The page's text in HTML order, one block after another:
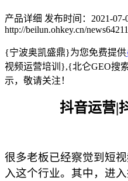
产品详细 发布时间：2021-07-
http://beilun.ohkey.cn/
{宁波奥凯盛鼎}为您免费提供
视频运营培训},{北仑GEO搜
示，敬请关注！
抖音运营|
很多老板已经察觉到短
入这个行业。其中，进